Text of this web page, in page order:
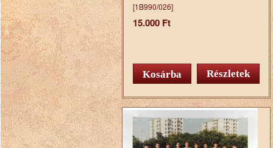
[1B990/026]
15.000 Ft
Részletek